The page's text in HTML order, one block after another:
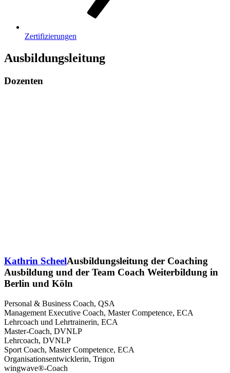
Zertifizierungen
Ausbildungsleitung
Dozenten
Kathrin ScheelAusbildungsleitung der Coaching
Ausbildung und der Team Coach Weiterbildung in
Berlin und Köln
Personal & Business Coach, QSA
Management Executive Coach, Master Competence, ECA
Lehrcoach und Lehrtrainerin, ECA
Master-Coach, DVNLP
Lehrcoach, DVNLP
Sport Coach, Master Competence, ECA
Organisationsentwicklerin, Trigon
wingwave®-Coach